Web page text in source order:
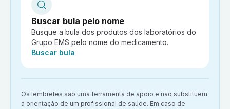
Buscar bula pelo nome
Busque a bula dos produtos dos laboratórios do
Grupo EMS pelo nome do medicamento.
Ação:
Buscar bula
Aviso importante:
Os lembretes são uma ferramenta de apoio e não substituem
a orientação de um profissional de saúde. Em caso de